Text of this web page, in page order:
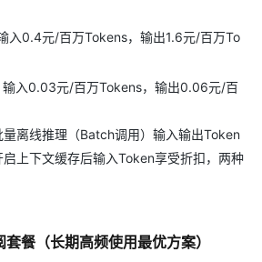
入0.4元/百万Tokens，输出1.6元/百万To
入0.03元/百万Tokens，输出0.06元/百
离线推理（Batch调用）输入输出Token
上下文缓存后输入Token享受折扣，两种
餐（长期高频使用最优方案）